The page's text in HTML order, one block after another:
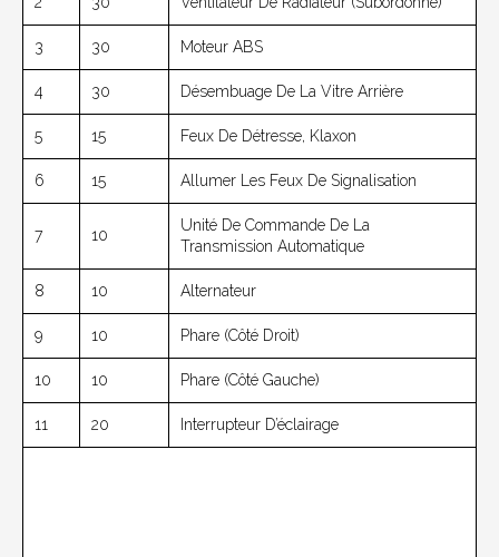
3 30 Moteur ABS
4 30 Désembuage De La Vitre Arrière
5 15 Feux De Détresse, Klaxon
6 15 Allumer Les Feux De Signalisation
7 10
Unité De Commande De La
Transmission Automatique
8 10 Alternateur
9 10 Phare (côté Droit)
10 10 Phare (côté Gauche)
11 20 Interrupteur D’éclairage